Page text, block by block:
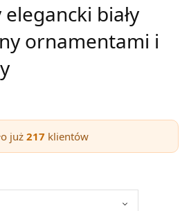
biały
ornamentami i
już217 klientów